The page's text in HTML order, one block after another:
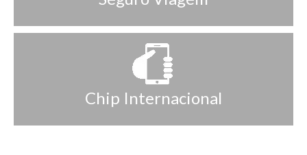
Chip Internacional